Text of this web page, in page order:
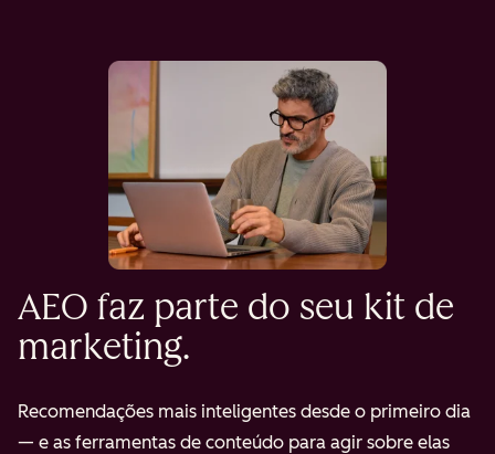
AEO faz parte do seu kit de
marketing.
Recomendações mais inteligentes desde o primeiro dia
— e as ferramentas de conteúdo para agir sobre elas